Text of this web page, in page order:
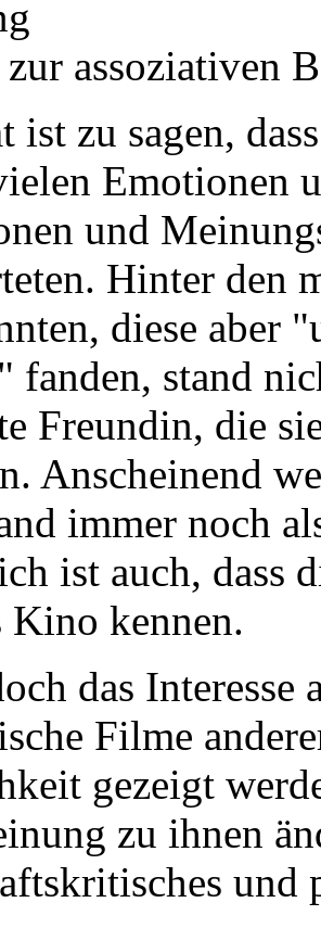
assoziativen
ist zu sagen,
Emotionen
und
Hinter den
diese aber
fanden, stand
Freundin, die
Anscheinend
immer noch
ist auch, dass
Kino kennen.
das
Filme
gezeigt
zu ihnen